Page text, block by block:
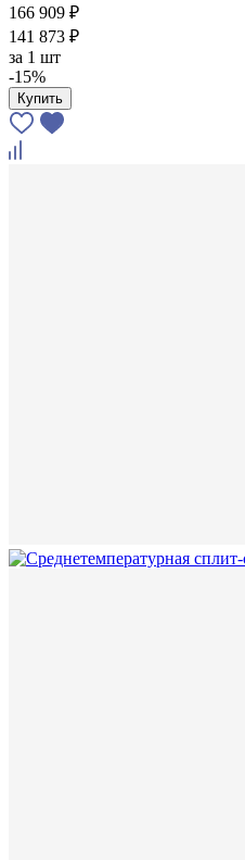
166 909 ₽
141 873 ₽
за 1 шт
-15%
Купить